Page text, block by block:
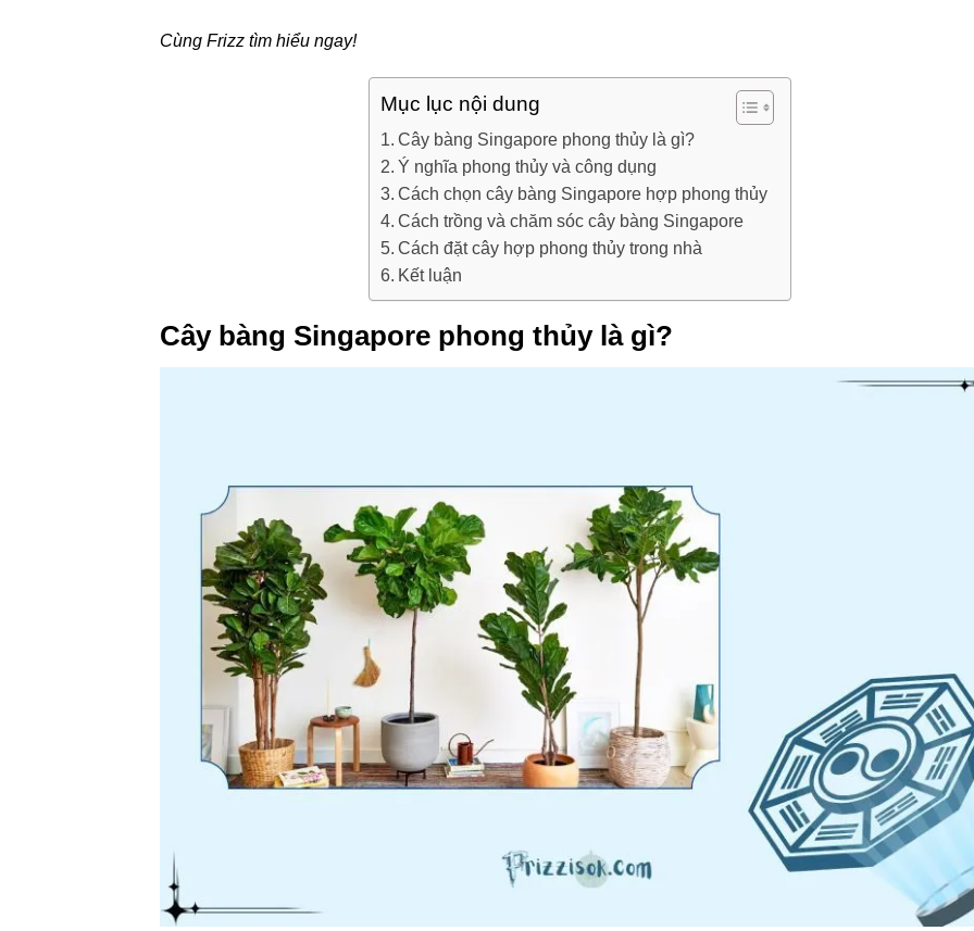
Cùng Frizz tìm hiểu ngay!
Mục lục nội dung
Cây bàng Singapore phong thủy là gì?
Ý nghĩa phong thủy và công dụng
Cách chọn cây bàng Singapore hợp phong thủy
Cách trồng và chăm sóc cây bàng Singapore
Cách đặt cây hợp phong thủy trong nhà
Kết luận
Cây bàng Singapore phong thủy là gì?